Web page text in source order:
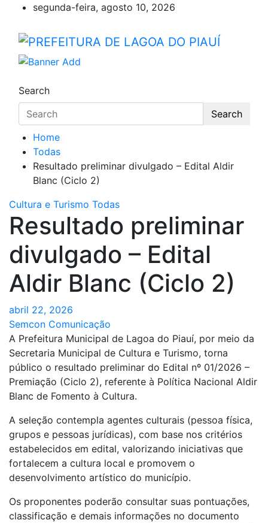
content
segunda-feira, agosto 10, 2026
PREFEITURA DE LAGOA
Lagoa do Piauí, Piauí, Brasil
Search
Search
Home
Todas
Resultado preliminar divulgado – Edital Aldir
Blanc (Ciclo 2)
Cultura e Turismo Todas
Resultado preliminar
divulgado – Edital
Aldir Blanc (Ciclo 2)
abril 22, 2026
Semcon Comunicação
A Prefeitura Municipal de Lagoa do Piauí, por meio da
Secretaria Municipal de Cultura e Turismo, torna
público o resultado preliminar do Edital nº 01/2026 –
Premiação (Ciclo 2), referente à Política Nacional Aldir
Blanc de Fomento à Cultura.
A seleção contempla agentes culturais (pessoa física,
grupos e pessoas jurídicas), com base nos critérios
estabelecidos em edital, valorizando iniciativas que
fortalecem a cultura local e promovem o
desenvolvimento artístico do município.
Os proponentes poderão consultar suas pontuações,
classificação e demais informações no documento